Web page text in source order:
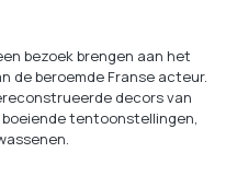
bezoek brengen aan het
de beroemde Franse acteur.
decors van
tentoonstellingen,